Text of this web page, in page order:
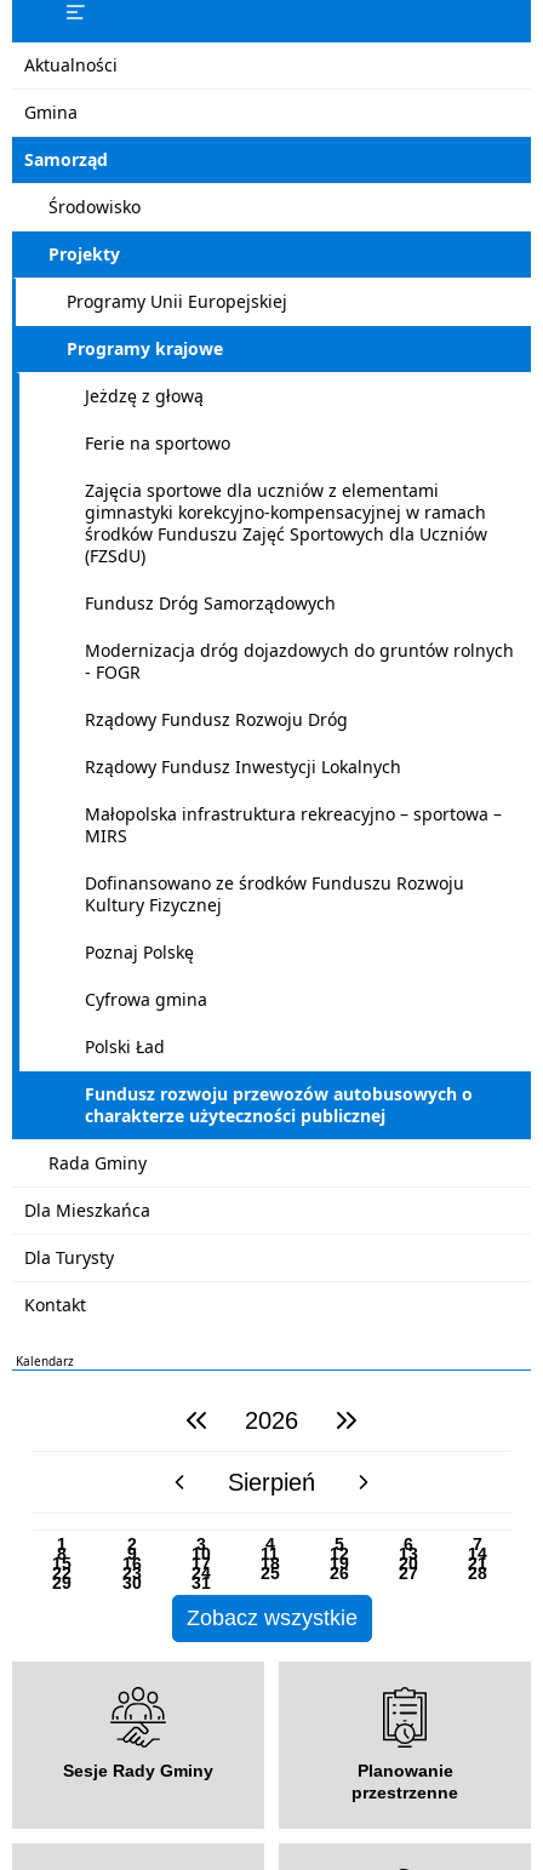
Aktualności
Gmina
Samorząd
Środowisko
Projekty
Programy Unii Europejskiej
Programy krajowe
Jeżdzę z głową
Ferie na sportowo
Zajęcia sportowe dla uczniów z elementami
gimnastyki korekcyjno-kompensacyjnej w ramach
środków Funduszu Zajęć Sportowych dla Uczniów
(FZSdU)
Fundusz Dróg Samorządowych
Modernizacja dróg dojazdowych do gruntów rolnych
- FOGR
Rządowy Fundusz Rozwoju Dróg
Rządowy Fundusz Inwestycji Lokalnych
Małopolska infrastruktura rekreacyjno – sportowa –
MIRS
Dofinansowano ze środków Funduszu Rozwoju
Kultury Fizycznej
Poznaj Polskę
Cyfrowa gmina
Polski Ład
Fundusz rozwoju przewozów autobusowych o
charakterze użyteczności publicznej
Rada Gminy
Dla Mieszkańca
Dla Turysty
Kontakt
Kalendarz
poprzedni rok2026 następny rok
poprzedni miesiącSierpień następny miesiąc
1 2 3 4 5 6 7
8 9 10 11 12 13 14
15 16 17 18 19 20 21
22 23 24 25 26 27 28
29 30 31
Zobacz wszystkie
Sesje Rady Gminy
Planowanie
przestrzenne